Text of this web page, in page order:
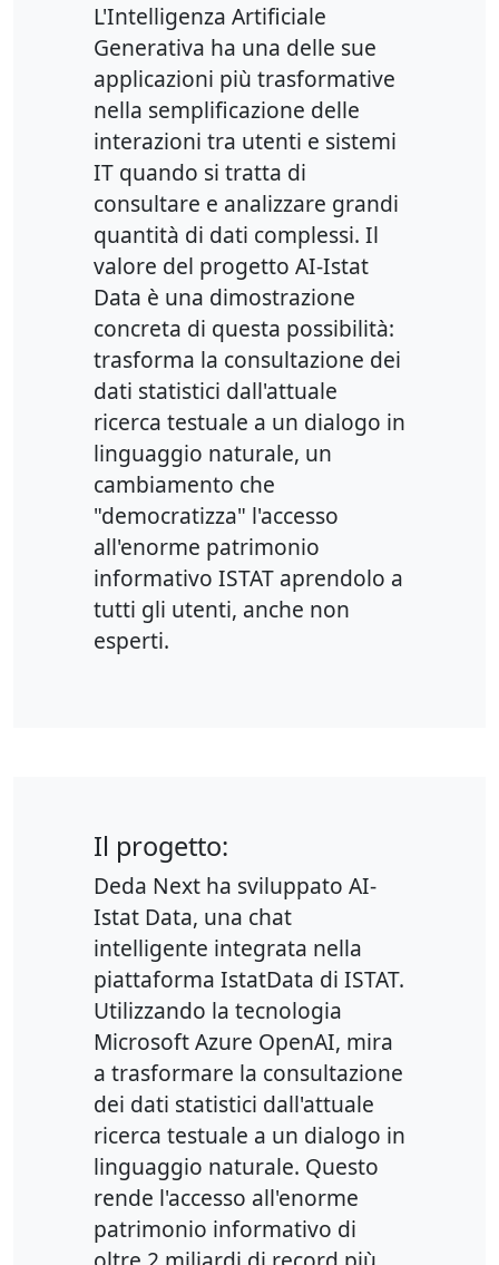
L'Intelligenza Artificiale
Generativa ha una delle sue
applicazioni più trasformative
nella semplificazione delle
interazioni tra utenti e sistemi
IT quando si tratta di
consultare e analizzare grandi
quantità di dati complessi. Il
valore del progetto AI-Istat
Data è una dimostrazione
concreta di questa possibilità:
trasforma la consultazione dei
dati statistici dall'attuale
ricerca testuale a un dialogo in
linguaggio naturale, un
cambiamento che
"democratizza" l'accesso
all'enorme patrimonio
informativo ISTAT aprendolo a
tutti gli utenti, anche non
esperti.
Il progetto:
Deda Next ha sviluppato AI-
Istat Data, una chat
intelligente integrata nella
piattaforma IstatData di ISTAT.
Utilizzando la tecnologia
Microsoft Azure OpenAI, mira
a trasformare la consultazione
dei dati statistici dall'attuale
ricerca testuale a un dialogo in
linguaggio naturale. Questo
rende l'accesso all'enorme
patrimonio informativo di